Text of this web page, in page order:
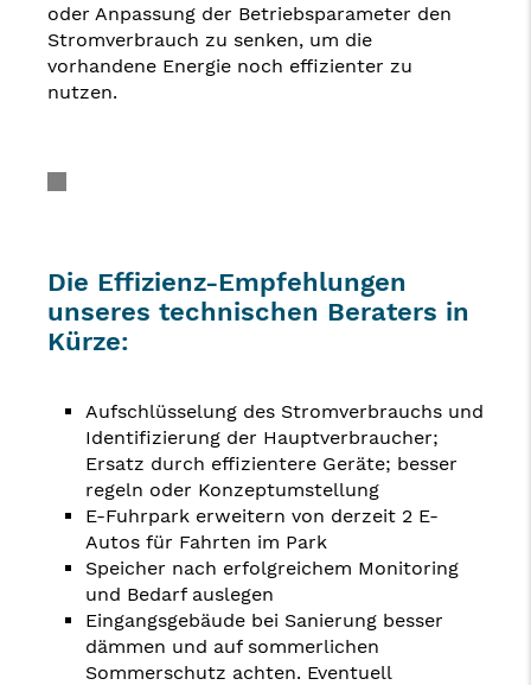
oder Anpassung der Betriebsparameter den
Stromverbrauch zu senken, um die
vorhandene Energie noch effizienter zu
nutzen.
Die Effizienz-Empfehlungen
unseres technischen Beraters in
Kürze:
Aufschlüsselung des Stromverbrauchs und
Identifizierung der Hauptverbraucher;
Ersatz durch effizientere Geräte; besser
regeln oder Konzeptumstellung
E-Fuhrpark erweitern von derzeit 2 E-
Autos für Fahrten im Park
Speicher nach erfolgreichem Monitoring
und Bedarf auslegen
Eingangsgebäude bei Sanierung besser
dämmen und auf sommerlichen
Sommerschutz achten. Eventuell